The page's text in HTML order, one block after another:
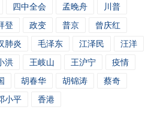
四中全会 孟晚舟
川普
登 政变 普京
曾庆红
肺炎 毛泽东 江泽民
汪洋
洪 王岐山 王沪宁
疫情
胡春华 胡锦涛
蔡奇
小平 香港